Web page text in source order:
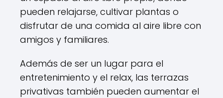
pueden relajarse, cultivar plantas o
disfrutar de una comida al aire libre con
amigos y familiares.
Además de ser un lugar para el
entretenimiento y el relax, las terrazas
privativas también pueden aumentar el